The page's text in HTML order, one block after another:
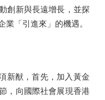
創新與長遠增長，並探
業「引進來」的機遇。
猷，首先，加入黃金
，向國際社會展現香港